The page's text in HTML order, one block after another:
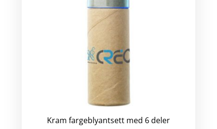
Kram fargeblyantsett med 6 deler